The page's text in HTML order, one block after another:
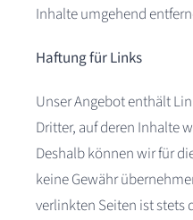
Inhalte umgehend
Haftung für Links
Unser Angebot enthält
Dritter, auf deren Inhalte
Deshalb können wir für
keine Gewähr
verlinkten Seiten ist stets